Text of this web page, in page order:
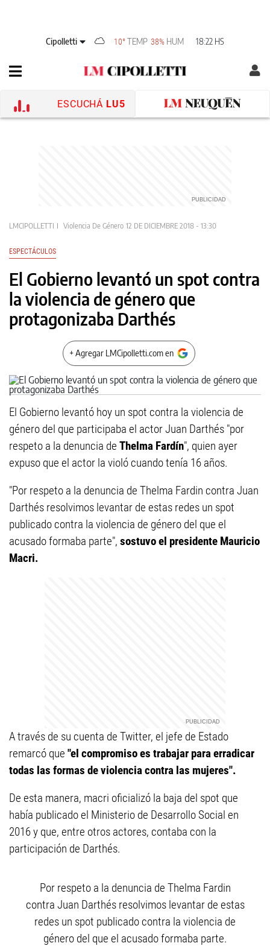
Cipolletti 10° TEMP 38% HUM 18:22 HS
ESCUCHÁ LU5
LMCIPOLLETTI Violencia De Género 12 DE DICIEMBRE 2018 - 13:30
ESPECTÁCULOS
El Gobierno levantó un spot contra
la violencia de género que
protagonizaba Darthés
+ Agregar LMCipolletti.com en
El Gobierno levantó hoy un spot contra la violencia de
género del que participaba el actor Juan Darthés "por
respeto a la denuncia de Thelma Fardín", quien ayer
expuso que el actor la violó cuando tenía 16 años.
"Por respeto a la denuncia de Thelma Fardin contra Juan
Darthés resolvimos levantar de estas redes un spot
publicado contra la violencia de género del que el
acusado formaba parte", sostuvo el presidente Mauricio
Macri.
A través de su cuenta de Twitter, el jefe de Estado
remarcó que "el compromiso es trabajar para erradicar
todas las formas de violencia contra las mujeres".
De esta manera, macri oficializó la baja del spot que
había publicado el Ministerio de Desarrollo Social en
2016 y que, entre otros actores, contaba con la
participación de Darthés.
Por respeto a la denuncia de Thelma Fardin
contra Juan Darthés resolvimos levantar de estas
redes un spot publicado contra la violencia de
género del que el acusado formaba parte.